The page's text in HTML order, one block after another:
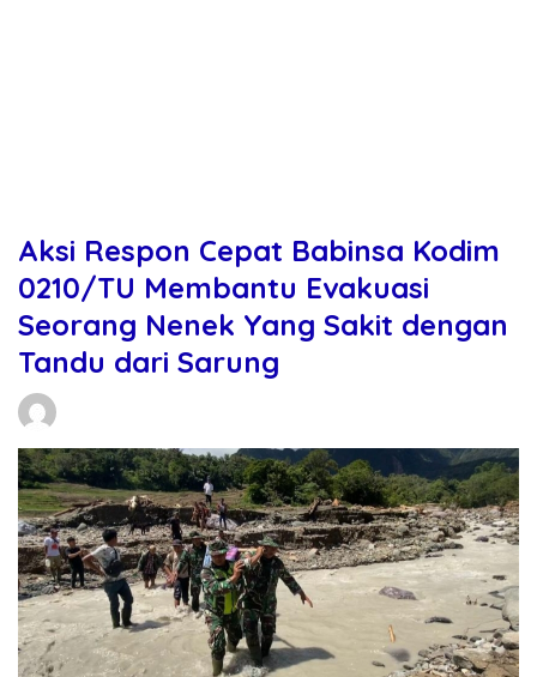
Aksi Respon Cepat Babinsa Kodim
0210/TU Membantu Evakuasi
Seorang Nenek Yang Sakit dengan
Tandu dari Sarung